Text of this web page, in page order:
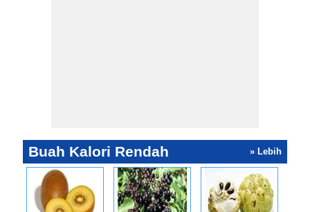
Buah Kalori Rendah » Lebih